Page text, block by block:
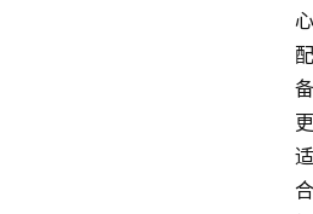
心
配
备
更
适
合